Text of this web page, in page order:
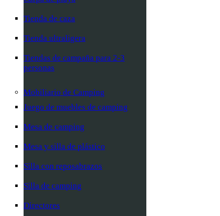
Tienda de caza
Tienda ultraligera
Tiendas de campaña para 2-3
personas
Mobiliario de Camping
Juego de muebles de camping
Mesa de camping
Mesa y silla de plástico
Silla con reposabrazos
Silla de camping
Directores